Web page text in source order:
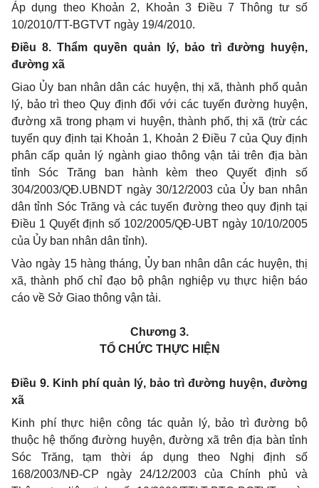
Áp dụng theo Khoản 2, Khoản 3 Điều 7 Thông tư số
10/2010/TT-BGTVT ngày 19/4/2010.
Điều 8. Thẩm quyền quản lý, bảo trì đường huyện,
đường xã
Giao Ủy ban nhân dân các huyện, thị xã, thành phố quản
lý, bảo trì theo Quy định đối với các tuyến đường huyện,
đường xã trong phạm vi huyện, thành phố, thị xã (trừ các
tuyến quy định tại Khoản 1, Khoản 2 Điều 7 của Quy định
phân cấp quản lý ngành giao thông vận tải trên địa bàn
tỉnh Sóc Trăng ban hành kèm theo Quyết định số
304/2003/QĐ.UBNDT ngày 30/12/2003 của Ủy ban nhân
dân tỉnh Sóc Trăng và các tuyến đường theo quy định tại
Điều 1 Quyết định số 102/2005/QĐ-UBT ngày 10/10/2005
của Ủy ban nhân dân tỉnh).
Vào ngày 15 hàng tháng, Ủy ban nhân dân các huyện, thị
xã, thành phố chỉ đạo bộ phận nghiệp vụ thực hiện báo
cáo về Sở Giao thông vận tải.
Chương 3.
TỔ CHỨC THỰC HIỆN
Điều 9. Kinh phí quản lý, bảo trì đường huyện, đường
xã
Kinh phí thực hiện công tác quản lý, bảo trì đường bộ
thuộc hệ thống đường huyện, đường xã trên địa bàn tỉnh
Sóc Trăng, tạm thời áp dụng theo Nghị định số
168/2003/NĐ-CP ngày 24/12/2003 của Chính phủ và